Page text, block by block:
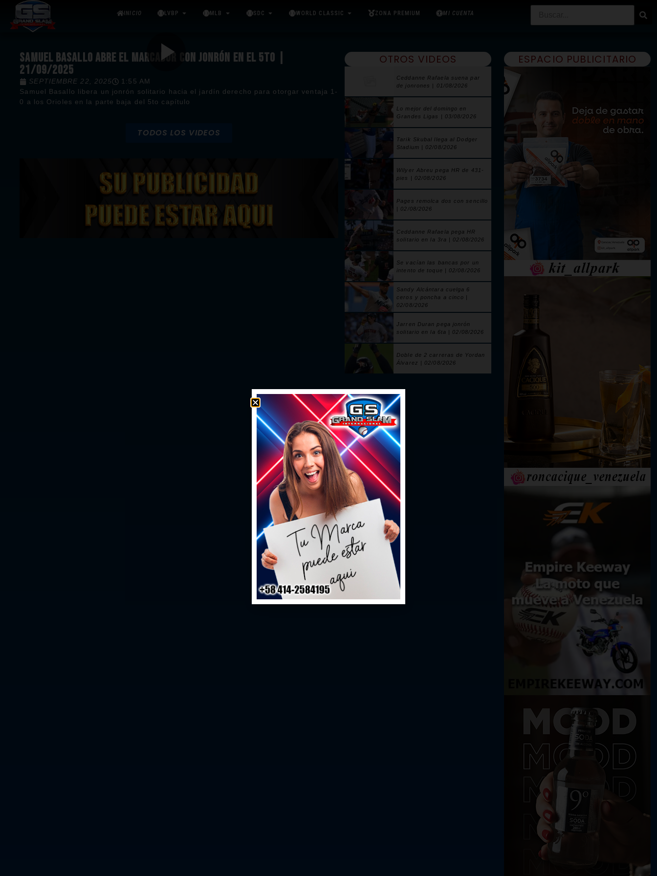
INICIO LVBP MLB SDC WORLD CLASSIC ZONA PREMIUM MI CUENTA
SAMUEL BASALLO ABRE EL MARCADOR CON JONRÓN EN EL 5TO |
21/09/2025
SEPTIEMBRE 22, 2025
1:55 AM
Samuel Basallo libera un jonrón solitario hacia el jardín derecho para otorgar ventaja 1-
0 a los Orioles en la parte baja del 5to capítulo
TODOS LOS VIDEOS
OTROS VIDEOS
Ceddanne Rafaela suena par
de jonrones | 01/08/2026
Lo mejor del domingo en
Grandes Ligas | 03/08/2026
Tarik Skubal llega al Dodger
Stadium | 02/08/2026
Wilyer Abreu pega HR de 431-
pies | 02/08/2026
Pages remolca dos con sencillo
| 02/08/2026
Ceddanne Rafaela pega HR
solitario en la 3ra | 02/08/2026
Se vacían las bancas por un
intento de toque | 02/08/2026
Sandy Alcántara cuelga 6
ceros y poncha a cinco |
02/08/2026
Jarren Duran pega jonrón
solitario en la 6ta | 02/08/2026
Doble de 2 carreras de Yordan
Álvarez | 02/08/2026
ESPACIO PUBLICITARIO